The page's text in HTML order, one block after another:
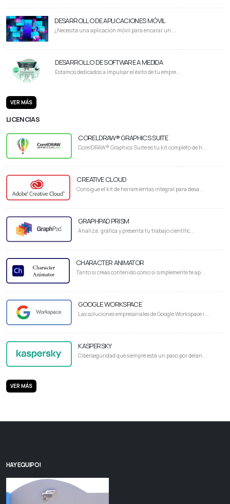
DESARROLLO DE APLICACIONES MÓVIL
¿Necesita una aplicación móvil para encarar un ...
DESARROLLO DE SOFTWARE A MEDIDA
Estamos dedicados a impulsar el éxito de tu empre...
VER MÁS
LICENCIAS
CORELDRAW® GRAPHICS SUITE
CorelDRAW® Graphics Suite es tu kit completo de h...
CREATIVE CLOUD
Consigue el kit de herramientas integral para desa...
GRAPHPAD PRISM
Analiza, gráfica y presenta tu trabajo científic...
CHARACTER ANIMATOR
Tanto si creas contenido como si simplemente te ap...
GOOGLE WORKSPACE
Las soluciones empresariales de Google Workspace i...
KASPERSKY
Ciberseguridad que siempre está un paso por delan...
VER MÁS
HAY EQUIPO!